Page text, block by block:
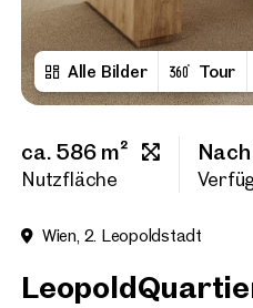
Alle Bilder Tour
ca. 586 m²
Nutzfläche
Wien, 2. Leopoldstadt